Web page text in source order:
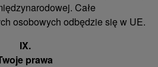
Całe
osobowych odbędzie się w UE.
IX.
prawa